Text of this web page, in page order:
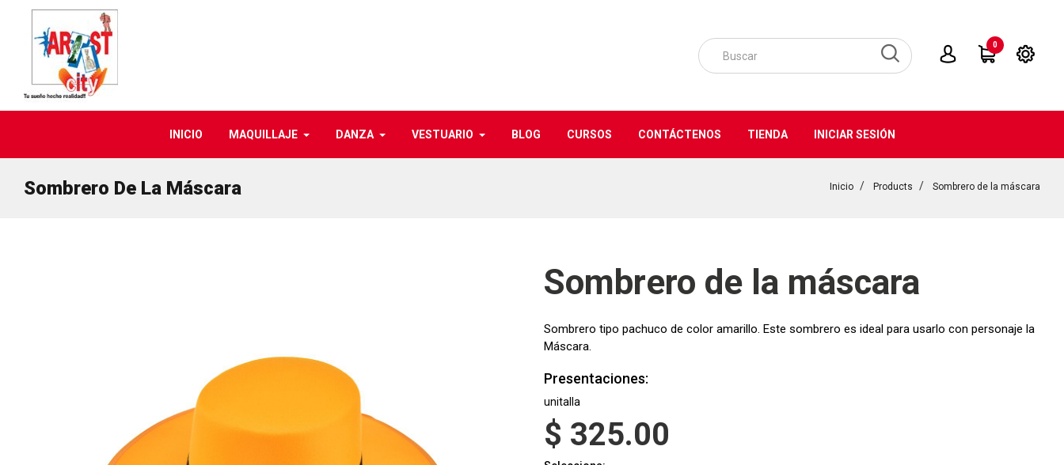
0
INICIO MAQUILLAJE DANZA VESTUARIO BLOG CURSOS CONTÁCTENOS TIENDA INICIAR SESIÓN
Sombrero De La Máscara Inicio Products Sombrero de la máscara
Sombrero de la máscara
Sombrero tipo pachuco de color amarillo. Este sombrero es ideal para usarlo con personaje la
Máscara.
Presentaciones:
unitalla
$ 325.00